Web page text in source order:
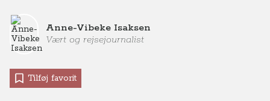
Anne-Vibeke Isaksen
Vært og rejsejournalist
Tilføj favorit